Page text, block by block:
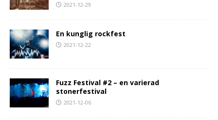
2021-12-29
En kunglig rockfest
2021-12-22
Fuzz Festival #2 – en varierad
stonerfestival
2021-12-06